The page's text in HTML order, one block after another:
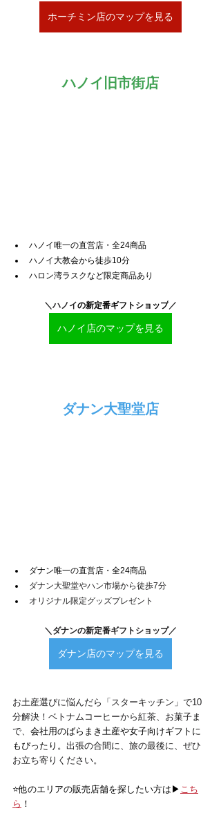
ホーチミン店のマップを見る
ハノイ旧市街店
ハノイ唯一の直営店・全24商品
ハノイ大教会から徒歩10分
ハロン湾ラスクなど限定商品あり
＼ハノイの新定番ギフトショップ ／
ハノイ店のマップを見る
ダナン大聖堂店
ダナン唯一の直営店・全24商品
ダナン大聖堂やハン市場から徒歩7分
オリジナル限定グッズプレゼント
＼ダナンの新定番ギフトショップ／
ダナン店のマップを見る
お土産選びに悩んだら「スターキッチン」で10
分解決！ベトナムコーヒーから紅茶、お菓子ま
で、 会社用のばらまき土産や女子向けギフトに
もぴったり。 出張の合間に、旅の最後に、ぜひ
お立ち寄りください。
⭐️他のエリアの販売店舗を探したい方は▶ こち
ら ！